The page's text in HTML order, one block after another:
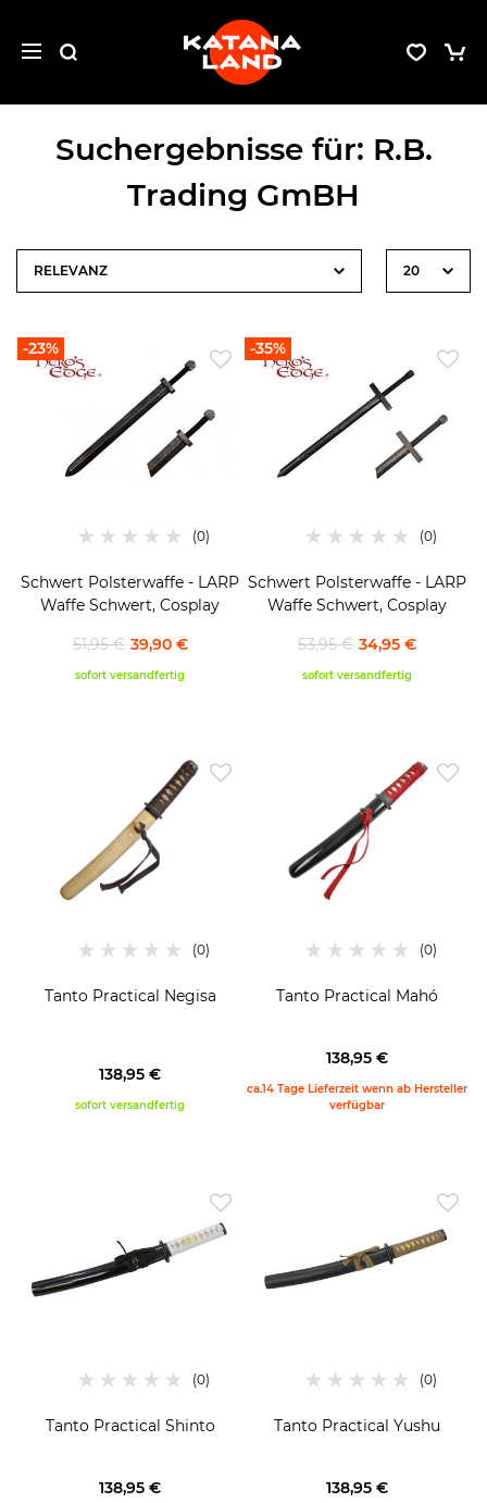
Suchergebnisse für: R.B.
Trading GmBH
-23%
Schwert Polsterwaffe - LARP
Waffe Schwert, Cosplay
39,90 €
51,95 €
sofort versandfertig
-35%
Schwert Polsterwaffe - LARP
Waffe Schwert, Cosplay
34,95 €
53,95 €
sofort versandfertig
Tanto Practical Negisa
138,95 €
sofort versandfertig
Tanto Practical Mahó
138,95 €
ca.14 Tage Lieferzeit wenn ab Hersteller
verfügbar
Tanto Practical Shinto
138,95 €
Tanto Practical Yushu
138,95 €